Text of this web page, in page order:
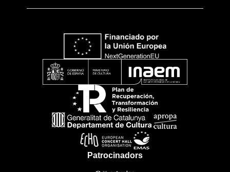
Patrocinadors